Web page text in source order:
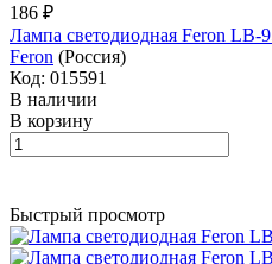
186 ₽
Лампа светодиодная Feron LB-
Feron (Россия)
Код: 015591
В наличии
В корзину
Быстрый просмотр